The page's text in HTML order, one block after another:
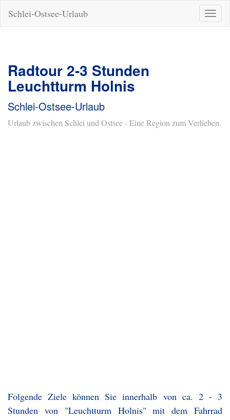
ein-/
Schlei-Ostsee-Urlaub
Radtour 2-3 Stunden
Leuchtturm Holnis
Schlei-Ostsee-Urlaub
Urlaub zwischen Schlei und Ostsee - Eine Region zum Verlieben.
Folgende Ziele können Sie innerhalb von ca. 2 - 3
Stunden von "Leuchtturm Holnis" mit dem Fahrrad